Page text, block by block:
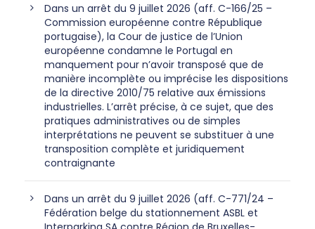
Dans un arrêt du 9 juillet 2026 (aff. C-166/25 –
Commission européenne contre République
portugaise), la Cour de justice de l’Union
européenne condamne le Portugal en
manquement pour n’avoir transposé que de
manière incomplète ou imprécise les dispositions
de la directive 2010/75 relative aux émissions
industrielles. L’arrêt précise, à ce sujet, que des
pratiques administratives ou de simples
interprétations ne peuvent se substituer à une
transposition complète et juridiquement
contraignante
Dans un arrêt du 9 juillet 2026 (aff. C-771/24 –
Fédération belge du stationnement ASBL et